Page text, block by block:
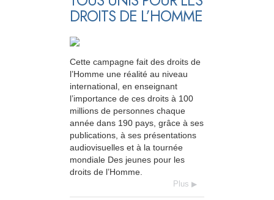
DROITS DE L’HOMME
Cette campagne fait des droits de
l’Homme une réalité au niveau
international, en enseignant
l’importance de ces droits à 100
millions de personnes chaque
année dans 190 pays, grâce à ses
publications, à ses présentations
audiovisuelles et à la tournée
mondiale Des jeunes pour les
droits de l’Homme.
Plus